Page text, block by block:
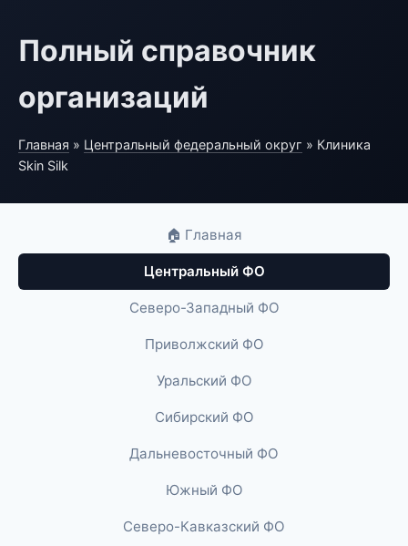
Полный справочник
организаций
Главная » Центральный федеральный округ » Клиника
Skin Silk
🏠 Главная
Центральный ФО
Северо-Западный ФО
Приволжский ФО
Уральский ФО
Сибирский ФО
Дальневосточный ФО
Южный ФО
Северо-Кавказский ФО